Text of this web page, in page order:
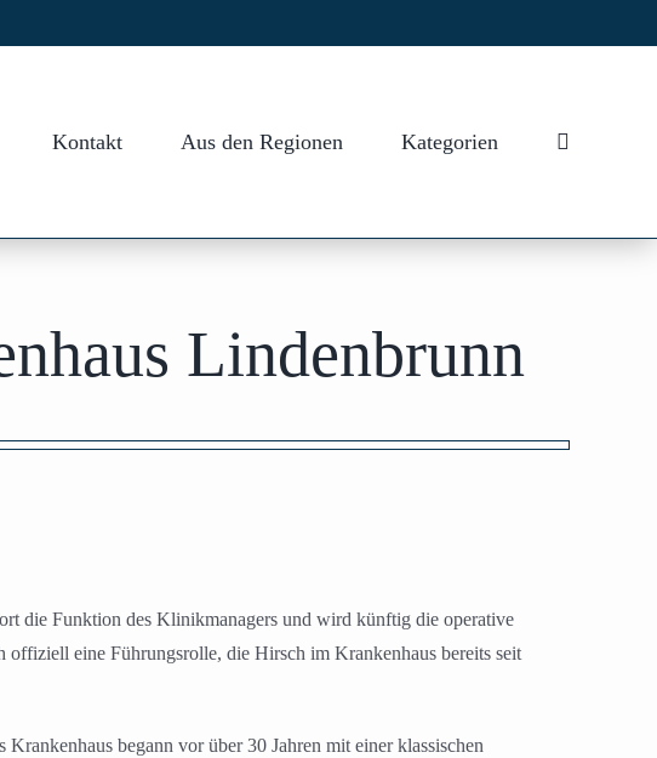
Kontakt Aus den Regionen Kategorien
Lindenbrunn
die Funktion des Klinikmanagers und wird künftig die operative
offiziell eine Führungsrolle, die Hirsch im Krankenhaus bereits seit
begann vor über 30 Jahren mit einer klassischen